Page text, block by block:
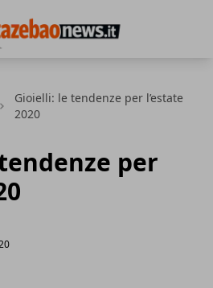
Gioielli: le tendenze per l’estate
2020
per